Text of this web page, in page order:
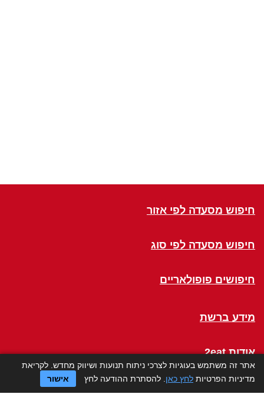
חיפוש מסעדה לפי אזור
חיפוש מסעדה לפי סוג
חיפושים פופולאריים
מידע ברשת
אודות 2eat
Click a Table
אתר זה משתמש בעוגיות לצרכי ניתוח תנועות ושיווק מחדש. לקריאת
מדיניות הפרטיות לחץ כאן . להסתרת ההודעה לחץ אישור